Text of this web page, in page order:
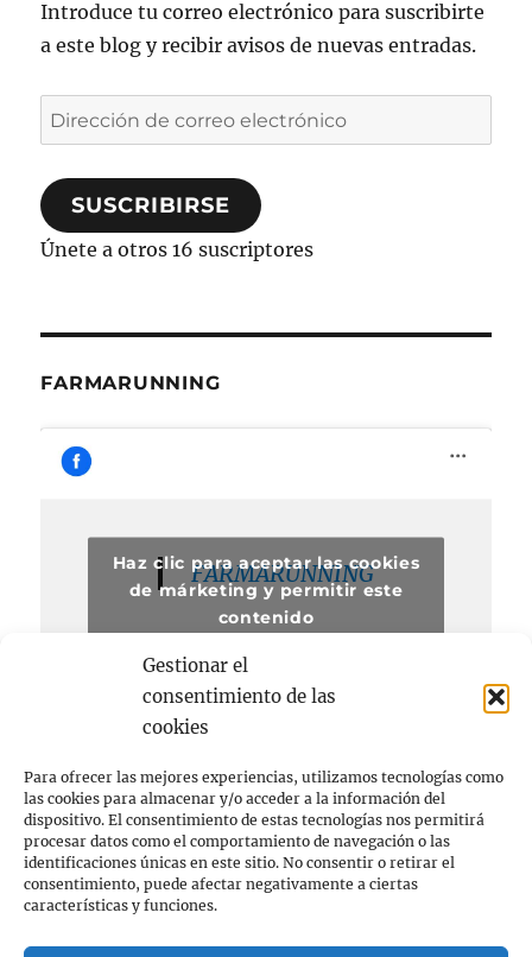
Gestionar el
consentimiento de las
cookies
Para ofrecer las mejores experiencias, utilizamos tecnologías como
las cookies para almacenar y/o acceder a la información del
dispositivo. El consentimiento de estas tecnologías nos permitirá
procesar datos como el comportamiento de navegación o las
identificaciones únicas en este sitio. No consentir o retirar el
consentimiento, puede afectar negativamente a ciertas
características y funciones.
Introduce tu correo electrónico para suscribirte
a este blog y recibir avisos de nuevas entradas.
Dirección
de
correo
electrónico
SUSCRIBIRSE
Únete a otros 16 suscriptores
FARMARUNNING
FARMARUNNING
Haz clic para aceptar las cookies
de márketing y permitir este
contenido
Acerca de
FARMACIA